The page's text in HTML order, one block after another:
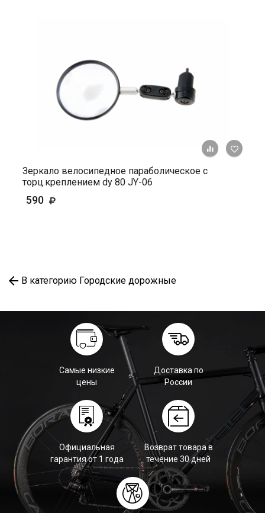
+ К
Зеркало велосипедное параболическое с
торц.креплением dy 80 JY-06
590
В категорию Городские дорожные
Самые низкие
цены
Доставка по
России
Официальная
гарантия от 1 года
Возврат товара в
течение 30 дней